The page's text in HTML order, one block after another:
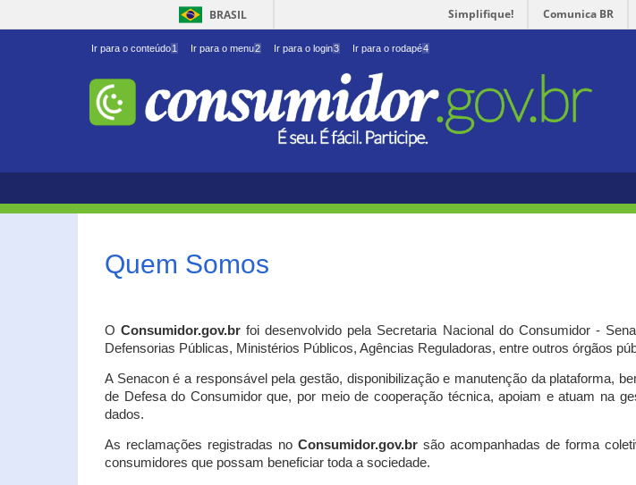
BRASIL Simplifique! Comunica BR
Ir para o conteúdo1 Ir para o menu2 Ir para o login3 Ir para o rodapé4
Quem Somos
OConsumidor.gov.br foi desenvolvido pela Secretaria Nacional do Consumidor -
Defensorias Públicas, Ministérios Públicos, Agências Reguladoras, entre outros órgãos
A Senacon é a responsável pela gestão, disponibilização e manutenção da plataforma,
de Defesa do Consumidor que, por meio de cooperação técnica, apoiam e atuam na
dados.
As reclamações registradas no Consumidor.gov.brsão acompanhadas de forma
consumidores que possam beneficiar toda a sociedade.